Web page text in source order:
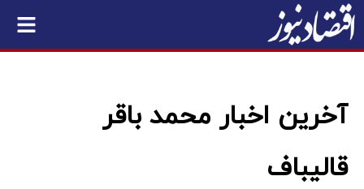
آخرین اخبار محمد باقر
قالیباف